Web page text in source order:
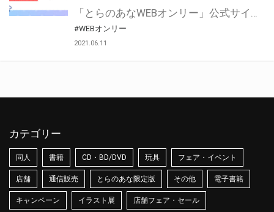
「とらのあなWEBオンリー」公式サイトでとらのあな通販の「割引クーポン」を配布中！ イベントごとに開催当日限定で使える割引クーポンのシリアルコードを発行します。 とらのあなWEBオンリーのページをチェックして、イベント当日にお得にお買い物を楽しみましょう♪ ※本キャンペーンは予告なく終了する場合がございます。 とらのあなWEBオンリーサイトはこちら
#WEBオンリー
2021.06.11
カテゴリー
同人 書籍 CD・BD/DVD 玩具 フェア・イベント
店舗 通信販売 とらのあな限定版 その他 電子書籍
キャンペーン イラスト展 店舗フェア・セール